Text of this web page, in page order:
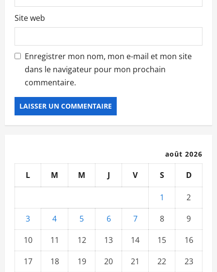
Site web
Enregistrer mon nom, mon e-mail et mon site
dans le navigateur pour mon prochain
commentaire.
août 2026
L M M J V S D
1
2
3
4 5 6 7 8
9
10
11 12 13 14 15
16
17
18 19 20 21 22
23